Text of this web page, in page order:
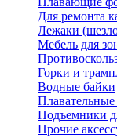
Для ремонта
Лежаки
Мебель для
Горки и
Водные байки
Подъемники
Прочие